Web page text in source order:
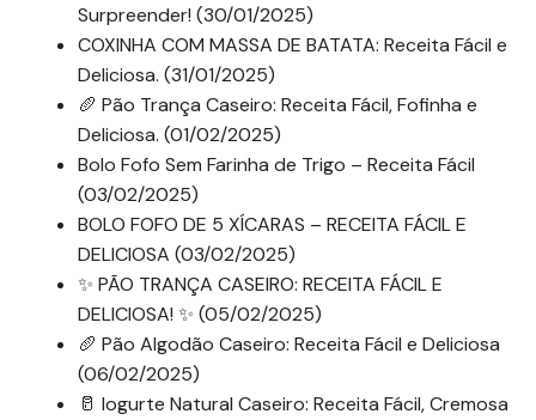
Surpreender! (30/01/2025)
COXINHA COM MASSA DE BATATA: Receita Fácil e
Deliciosa. (31/01/2025)
🥖 Pão Trança Caseiro: Receita Fácil, Fofinha e
Deliciosa. (01/02/2025)
Bolo Fofo Sem Farinha de Trigo – Receita Fácil
(03/02/2025)
BOLO FOFO DE 5 XÍCARAS – RECEITA FÁCIL E
DELICIOSA (03/02/2025)
✨ PÃO TRANÇA CASEIRO: RECEITA FÁCIL E
DELICIOSA! ✨ (05/02/2025)
🥖 Pão Algodão Caseiro: Receita Fácil e Deliciosa
(06/02/2025)
🥛 Iogurte Natural Caseiro: Receita Fácil, Cremosa